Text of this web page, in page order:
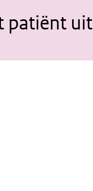
patiënt uit